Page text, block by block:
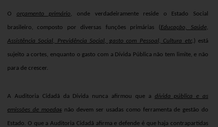
O orçamento primário, onde verdadeiramente reside o Estado Social
brasileiro, composto por diversas funções primárias (Educação, Saúde,
Assistência Social, Previdência Social, gasto com Pessoal, Cultura etc.) está
sujeito a cortes, enquanto o gasto com a Dívida Pública não tem limite, e não
para de crescer.
A Auditoria Cidadã da Dívida nunca afirmou que a dívida pública e as
emissões de moedas não devem ser usadas como ferramenta de gestão do
Estado. O que a Auditoria Cidadã afirma e defende é que haja contrapartidas